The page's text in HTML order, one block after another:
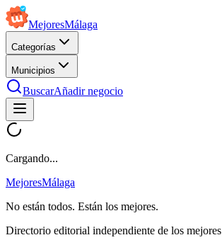
MejoresMálaga
Categorías
Municipios
BuscarAñadir negocio
Cargando...
MejoresMálaga
No están todos. Están los mejores.
Directorio editorial independiente de los